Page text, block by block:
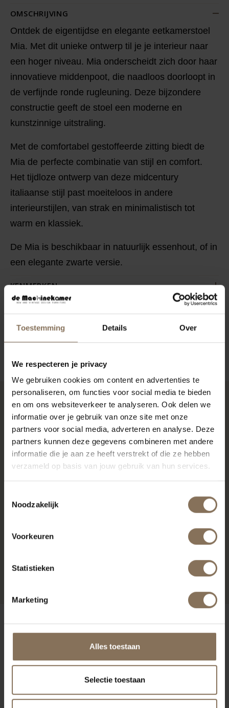
Toestemming Details Over
We respecteren je privacy
We gebruiken cookies om content en advertenties te
personaliseren, om functies voor social media te bieden
en om ons websiteverkeer te analyseren. Ook delen we
informatie over je gebruik van onze site met onze
partners voor social media, adverteren en analyse. Deze
partners kunnen deze gegevens combineren met andere
informatie die je aan ze heeft verstrekt of die ze hebben
verzameld op basis van jouw gebruik van hun services.
Noodzakelijk
Voorkeuren
Statistieken
Marketing
Alles toestaan
Selectie toestaan
OMSCHRIJVING
Ontdek de eigentijdse en elegante eetkamerstoel
Mia. Met dit unieke ontwerp til je je interieur naar
een hoger niveau. Mia onderscheidt zich door haar
innovatieve middenpoot, die naadloos doorloopt in
de verfijnde ronde rugleuning. Deze bijzondere
constructie geeft de stoel een moderne en
kunstzinnige uitstraling.
Met de comfortabel gestoffeerde zitting biedt de
Mia de perfecte combinatie van stijl en comfort.
Het tijdloze ontwerp van deze midcentury
italiaanse stijl past moeiteloos in andere
interieurstijlen, van strak en minimalistisch tot
warm en klassiek.
De Mia is beschikbaar in natuurlijk essenhout, of in
een elegante zwarte versie.
KENMERKEN
VERPAKKING & MONTAGE
STOFSTALEN BESTELLEN
ZAKELIJK
RECENT BEKEKEN
VANAF
ONZE MERKEN